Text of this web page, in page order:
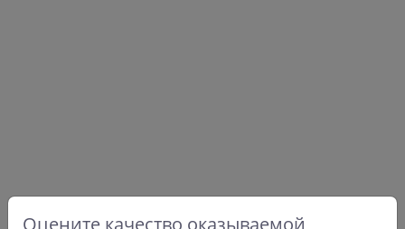
Оцените качество оказываемой